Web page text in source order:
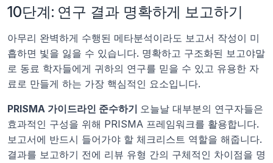
10단계: 연구 결과 명확하게 보고하기
아무리 완벽하게 수행된 메타분석이라도 보고서 작성이 미
흡하면 빛을 잃을 수 있습니다. 명확하고 구조화된 보고야말
로 동료 학자들에게 귀하의 연구를 믿을 수 있고 유용한 자
료로 만들게 하는 가장 핵심적인 요소입니다.
PRISMA 가이드라인 준수하기 오늘날 대부분의 연구자들은
효과적인 구성을 위해 PRISMA 프레임워크를 활용합니다.
보고서에 반드시 들어가야 할 체크리스트 역할을 해줍니다.
결과를 보고하기 전에 리뷰 유형 간의 구체적인 차이점을 명